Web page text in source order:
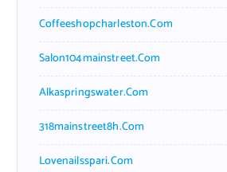
Coffeeshopcharleston.com
Salon104mainstreet.com
Alkaspringswater.com
318mainstreet8h.com
Lovenailsspari.com